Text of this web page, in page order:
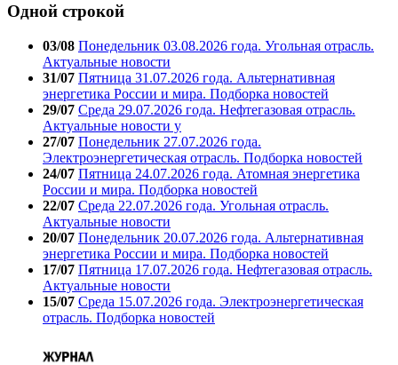
Одной строкой
03/08 Понедельник 03.08.2026 года. Угольная отрасль.
Актуальные новости
31/07 Пятница 31.07.2026 года. Альтернативная
энергетика России и мира. Подборка новостей
29/07 Среда 29.07.2026 года. Нефтегазовая отрасль.
Актуальные новости у
27/07 Понедельник 27.07.2026 года.
Электроэнергетическая отрасль. Подборка новостей
24/07 Пятница 24.07.2026 года. Атомная энергетика
России и мира. Подборка новостей
22/07 Среда 22.07.2026 года. Угольная отрасль.
Актуальные новости
20/07 Понедельник 20.07.2026 года. Альтернативная
энергетика России и мира. Подборка новостей
17/07 Пятница 17.07.2026 года. Нефтегазовая отрасль.
Актуальные новости
15/07 Среда 15.07.2026 года. Электроэнергетическая
отрасль. Подборка новостей